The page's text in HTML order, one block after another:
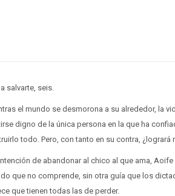
salvarte, seis.
el mundo se desmorona a su alrededor, la
digno de la única persona en la que ha
todo. Pero, con tanto en su contra, ¿logrará
de abandonar al chico al que ama,
que no comprende, sin otra guía que los
que tienen todas las de perder.